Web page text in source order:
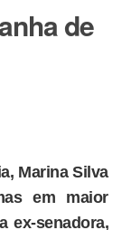
de
Marina Silva
em maior
ex-senadora,